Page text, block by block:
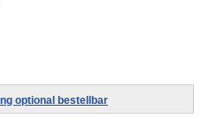
optional bestellbar